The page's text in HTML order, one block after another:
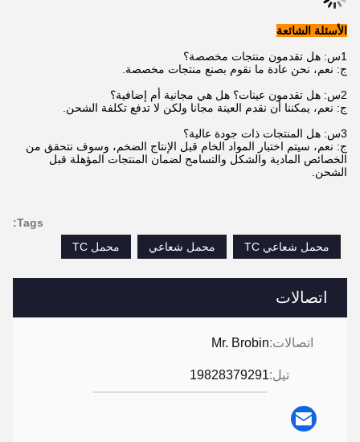
اتصالات
اتصالات:Mr. Brobin
تيل:19828379291
الأسئلة الشائعة
1س: هل تقدمون منتجات مخصصة؟
ج: نعم، نحن عادة ما نقوم بصنع منتجات مخصصة.
2س: هل تقدمون عينات؟ هل هي مجانية أم إضافية؟
ج: نعم، يمكننا أن نقدم العينة مجانا ولكن لا تدفع تكلفة الشحن.
3س: هل المنتجات ذات جودة عالية؟
ج: نعم، سيتم اختبار المواد الخام قبل الإنتاج الضخم، وسوف نتحقق من
الخصائص المادية والشكل والتسامح لضمان المنتجات المؤهلة قبل
الشحن.
Tags:
محمل شعاعي TC
محمل شعاعي محمل TC